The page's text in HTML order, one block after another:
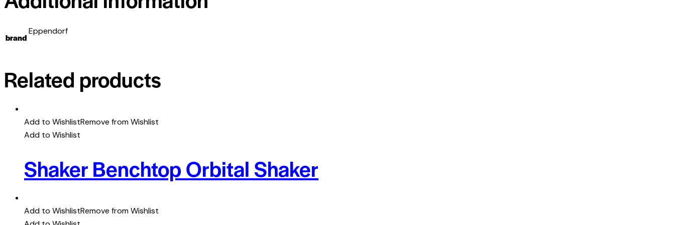
brand
Eppendorf
Related products
Add to WishlistRemove from Wishlist
Add to Wishlist
Shaker Benchtop Orbital Shaker
Add to WishlistRemove from Wishlist